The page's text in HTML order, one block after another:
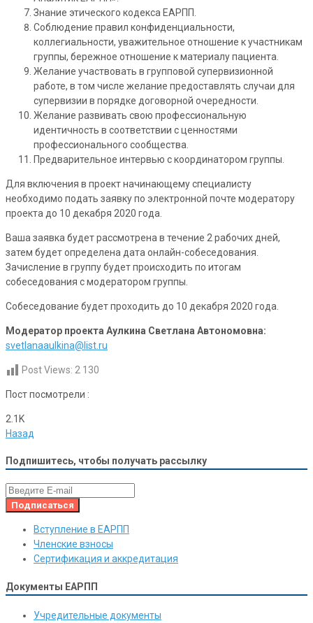
Знание этического кодекса ЕАРПП.
Соблюдение правил конфиденциальности,
коллегиальности, уважительное отношение к участникам
группы, бережное отношение к материалу пациента.
Желание участвовать в групповой супервизионной
работе, в том числе желание предоставлять случаи для
супервизии в порядке договорной очередности.
Желание развивать свою профессиональную
идентичность в соответствии с ценностями
профессионального сообщества.
Предварительное интервью с координатором группы.
Для включения в проект начинающему специалисту
необходимо подать заявку по электронной почте модератору
проекта до 10 декабря 2020 года.
Ваша заявка будет рассмотрена в течение 2 рабочих дней,
затем будет определена дата онлайн-собеседования.
Зачисление в группу будет происходить по итогам
собеседования с модератором группы.
Собеседование будет проходить до 10 декабря 2020 года.
Модератор проекта Аулкина Светлана Автономовна:
svetlanaaulkina@list.ru
Post Views: 2 130
Пост посмотрели :
2.1K
Назад
Подпишитесь, чтобы получать рассылку
Вступление в ЕАРПП
Членские взносы
Сертификация и аккредитация
Документы ЕАРПП
Учредительные документы